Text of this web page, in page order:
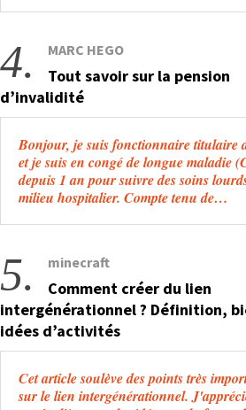
4. MARC HEGO
Tout savoir sur la pension
d’invalidité
Bonjour, je suis fonctionnaire titulaire
et je suis en congé de longue maladie
depuis 1 an pour suivre des soins
milieu hospitalier. Compte tenu de…
5. minecraft
Comment créer du lien
intergénérationnel ? Définition,
idées d’activités
Cet article soulève des points très
sur le lien intergénérationnel.